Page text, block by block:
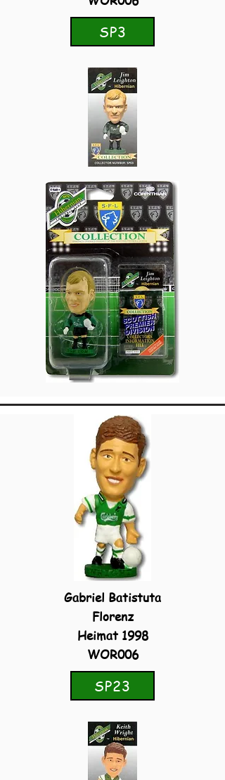
SP3
Gabriel Batistuta
Florenz
Heimat 1998
WOR006
SP23